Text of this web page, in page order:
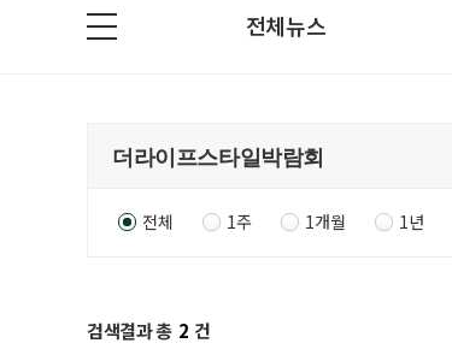
전체뉴스
전체 1주 1개월 1년
검색결과 총 2 건